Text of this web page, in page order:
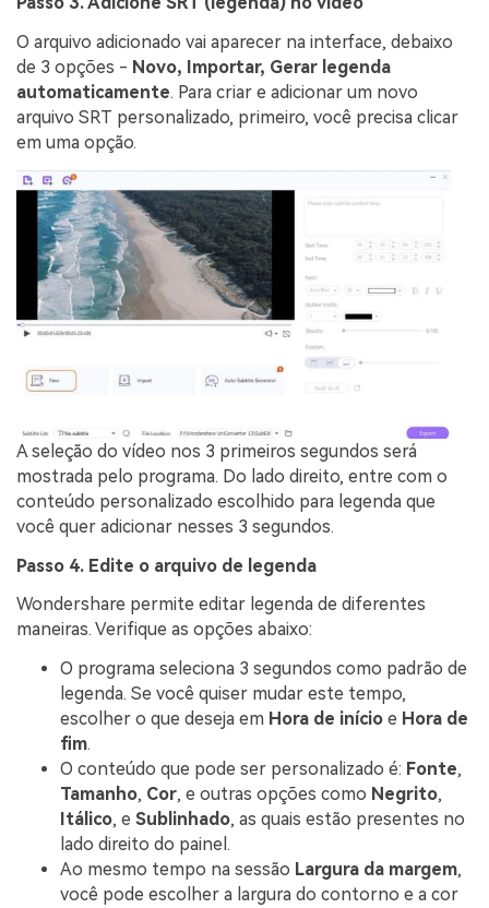
O arquivo adicionado vai aparecer na interface, debaixo
de 3 opções - Novo, Importar, Gerar legenda
automaticamente. Para criar e adicionar um novo
arquivo SRT personalizado, primeiro, você precisa clicar
em uma opção.
A seleção do vídeo nos 3 primeiros segundos será
mostrada pelo programa. Do lado direito, entre com o
conteúdo personalizado escolhido para legenda que
você quer adicionar nesses 3 segundos.
Passo 4. Edite o arquivo de legenda
Wondershare permite editar legenda de diferentes
maneiras. Verifique as opções abaixo:
O programa seleciona 3 segundos como padrão de
legenda. Se você quiser mudar este tempo,
escolher o que deseja em Hora de início e Hora de
fim.
O conteúdo que pode ser personalizado é: Fonte,
Tamanho, Cor, e outras opções como Negrito,
Itálico, e Sublinhado, as quais estão presentes no
lado direito do painel.
Ao mesmo tempo na sessão Largura da margem,
você pode escolher a largura do contorno e a cor